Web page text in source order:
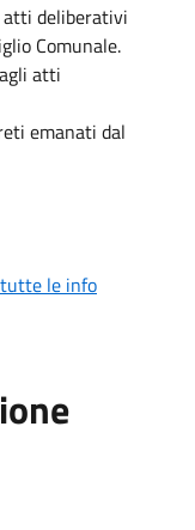
atti deliberativi
Comunale.
atti
emanati dal
le info